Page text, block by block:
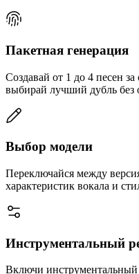
Пакетная генерация
Создавай от 1 до 4 песен
выбирай лучший дубль без
Выбор модели
Переключайся между
характеристик вокала и
Инструментальный
Включи